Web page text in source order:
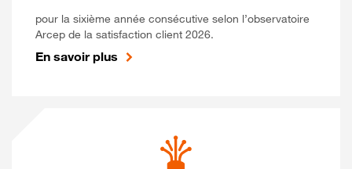
pour la sixième année consécutive selon l’observatoire
Arcep de la satisfaction client 2026.
En savoir plus